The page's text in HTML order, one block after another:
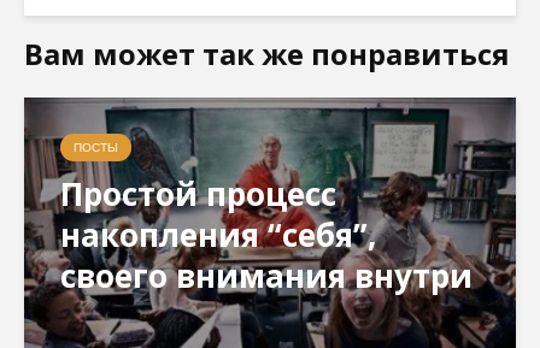
Вам может так же понравиться
ПОСТЫ
Простой процесс
накопления “себя”,
своего внимания внутри